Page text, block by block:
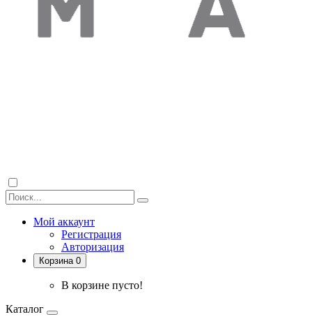
Мой аккаунт
Регистрация
Авторизация
Корзина 0
В корзине пусто!
Каталог